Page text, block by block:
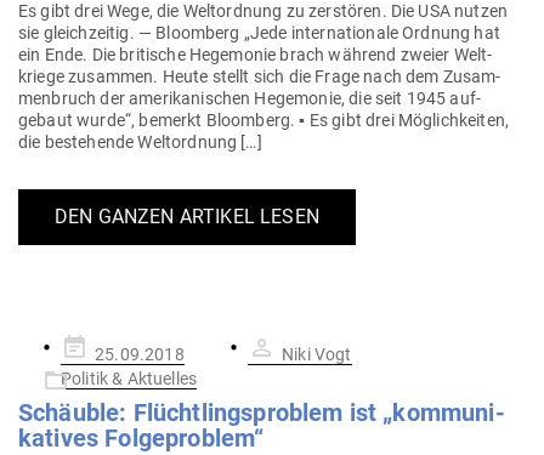
Es gibt drei Wege, die Welt­ordnung zu zer­stören. Die USA nutzen
sie gleich­zeitig. — Bloomberg „Jede inter­na­tionale Ordnung hat
ein Ende. Die bri­tische Hege­monie brach während zweier Welt­
kriege zusammen. Heute stellt sich die Frage nach dem Zusam­
men­bruch der ame­ri­ka­ni­schen Hege­monie, die seit 1945 auf­
gebaut wurde“, bemerkt Bloomberg. ▪️ Es gibt drei Mög­lich­keiten,
die bestehende Weltordnung […]
DEN GANZEN ARTIKEL LESEN
Gepostet
am
25.09.2018
Niki Vogt
Politik & Aktuelles
Schäuble: Flücht­lings­problem ist „kom­mu­ni­
ka­tives Folgeproblem“